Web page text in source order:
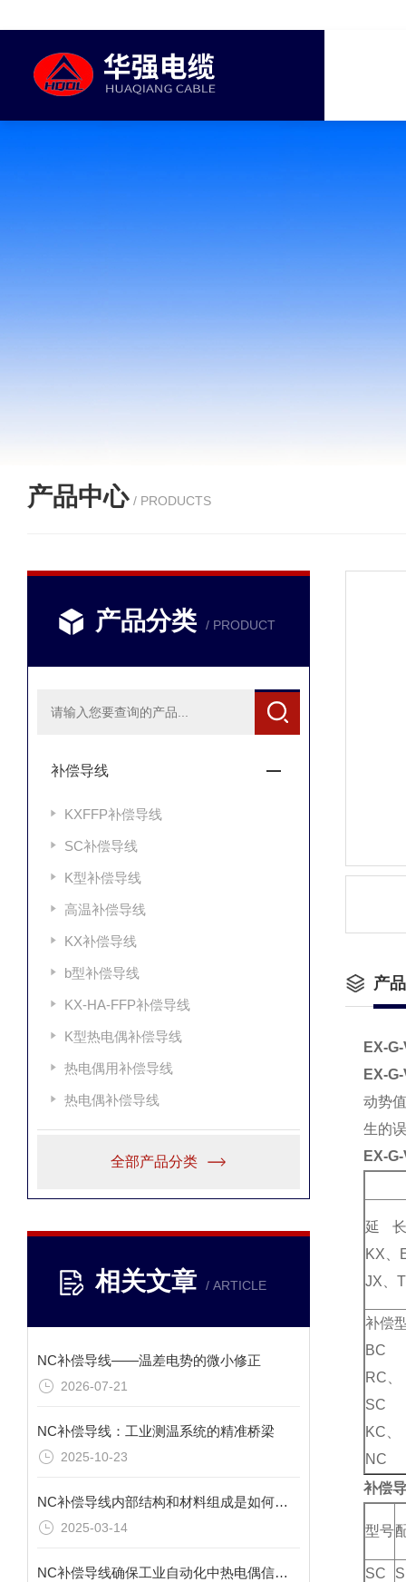
产品中心 / PRODUCTS
产品分类 / PRODUCT
补偿导线
KXFFP补偿导线
SC补偿导线
K型补偿导线
高温补偿导线
KX补偿导线
b型补偿导线
KX-HA-FFP补偿导线
K型热电偶补偿导线
热电偶用补偿导线
热电偶补偿导线
全部产品分类
相关文章 / ARTICLE
NC补偿导线——温差电势的微小修正
2026-07-21
NC补偿导线：工业测温系统的精准桥梁
2025-10-23
NC补偿导线内部结构和材料组成是如何影响其补偿功能的？
2025-03-14
NC补偿导线确保工业自动化中热电偶信号的真实传递
产
EX-
EX-
动势
生的
EX-
延
KX、
JX、
补偿
RC、
KC、
NC
补偿
型号
SC
S